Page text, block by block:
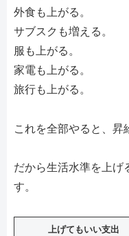
外食も上がる。
サブスクも増える。
服も上がる。
家電も上がる。
旅行も上がる。
これを全部やると、昇
だから生活水準を上げ
す。
上げてもいい支出